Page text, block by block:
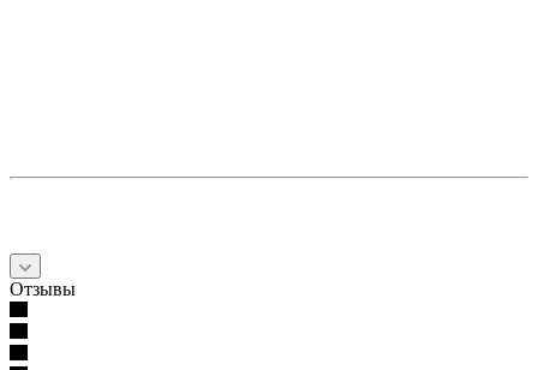
Отзывы